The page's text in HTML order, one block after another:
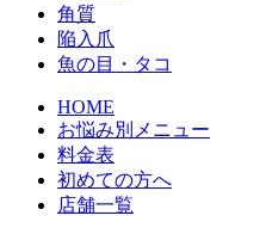
角質
陥入爪
魚の目・タコ
HOME
お悩み別メニュー
料金表
初めての方へ
店舗一覧